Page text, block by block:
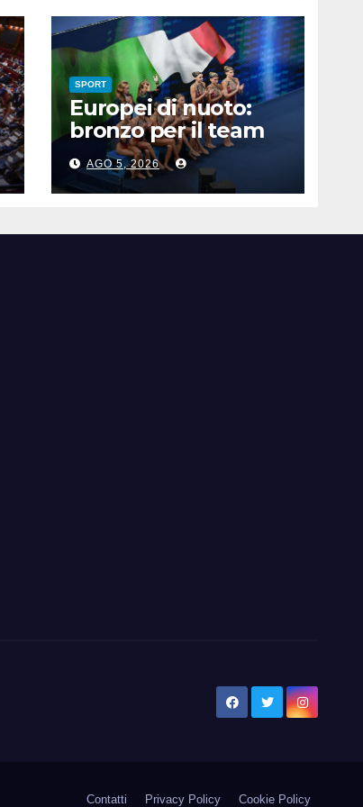
SPORT
Europei di nuoto:
bronzo per il team
acrobatico artistico
dell’Italia
AGO 5, 2026
Contatti Privacy Policy Cookie Policy